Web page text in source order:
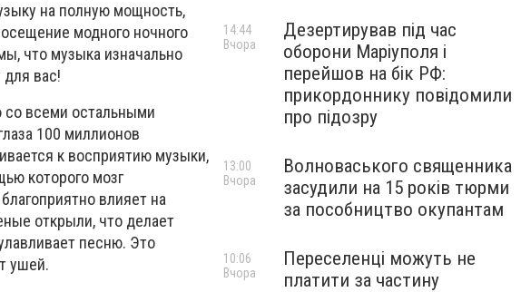
на полную мощность,
модного ночного
что музыка изначально
вас!
всеми остальными
100 миллионов
к восприятию музыки,
которого мозг
влияет на
открыли, что делает
песню. Это
ушей.
Дезертирував під час
оборони Маріуполя і
перейшов на бік РФ:
прикордоннику повідомили
про підозру
14:44
Вчора
Волноваського священника
засудили на 15 років тюрми
за пособництво окупантам
13:00
Вчора
Переселенці можуть не
платити за частину
10:06
Вчора